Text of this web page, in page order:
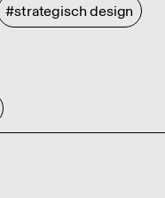
#strategisch design